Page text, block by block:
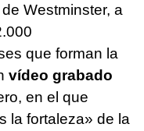
Westminster, a
que forman la
vídeo grabado
en el que
la fortaleza» de la